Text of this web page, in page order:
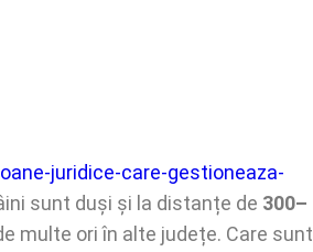
juridice-care-gestioneaza-
sunt duși și la distanțe de 300–
multe ori în alte județe. Care sunt